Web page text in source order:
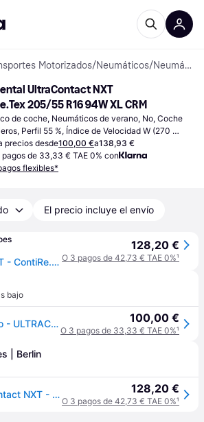
Motorizados/Neumáticos/ Neumáticos de coche
UltraContact NXT
205/55 R16 94W XL CRM
de coche, Neumáticos de verano, No, Coche
Perfil 55 %, Índice de Velocidad W (270
precios desde100,00 €a138,93 €
de 33,33 € TAE 0% con
flexibles*
El precio incluye el envío
UltraContact NXT - ContiRe.Tex
128,20 €
O 3 pagos de 42,73 € TAE 0%¹
bajo
Neumático - Turismo - ULTRACONTACT NXT - Continental - 205-55-16-94-W 100,00 €
O 3 pagos de 33,33 € TAE 0%¹
| Berlin
Continental UltraContact NXT - ContiRe.Tex ( 205/55 R16 94W XL CRM, EVc, con protección de llanta lateral ) - negro 128,20 €
O 3 pagos de 42,73 € TAE 0%¹